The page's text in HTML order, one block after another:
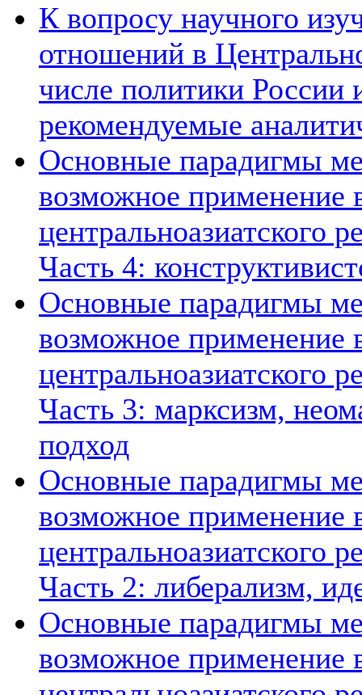
К вопросу научного
отношений в
числе политики России
рекомендуемые
Основные парадигмы
возможное применение
центральноазиатского
Часть 4:
Основные парадигмы
возможное применение
центральноазиатского
Часть 3: марксизм,
подход
Основные парадигмы
возможное применение
центральноазиатского
Часть 2: либерализм,
Основные парадигмы
возможное применение